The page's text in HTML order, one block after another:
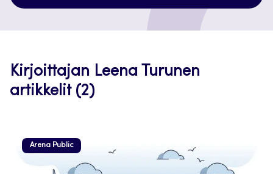
uuteen
välilehteen
Kirjoittajan Leena Turunen
artikkelit (2)
Arena Public